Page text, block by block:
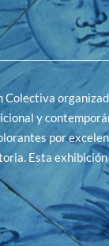
Colectiva
y
por
Esta